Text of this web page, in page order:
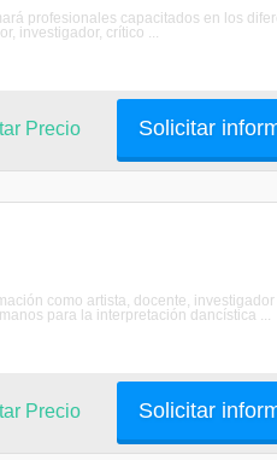
profesionales capacitados en los
investigador, crítico ...
Solicitar
Precio
como artista, docente, investigador
para la interpretación dancística ...
Solicitar
Precio